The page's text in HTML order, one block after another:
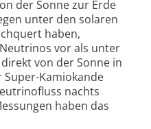
der Sonne zur Erde
unter den solaren
haben,
vor als unter
von der Sonne in
Super-Kamiokande
nachts
haben das